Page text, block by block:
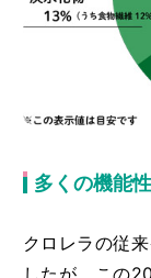
多くの機能
クロレラの従